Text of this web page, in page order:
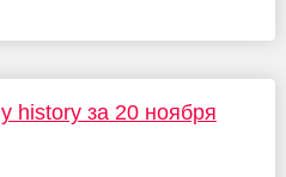
history за 20 ноября